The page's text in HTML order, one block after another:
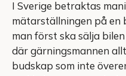
I Sverige betraktas
mätarställningen på en
man först ska sälja
där gärningsmannen
budskap som inte